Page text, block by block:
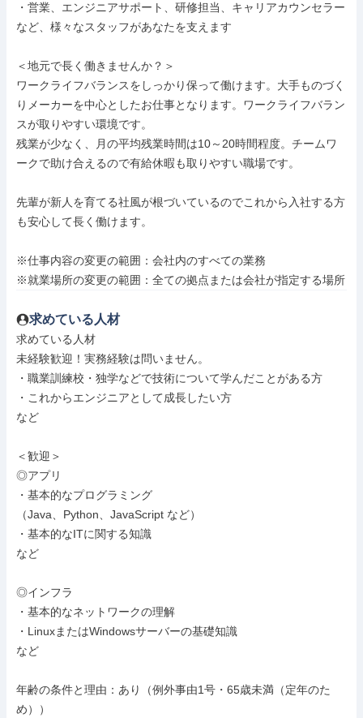
・営業、エンジニアサポート、研修担当、キャリアカウンセラー
など、様々なスタッフがあなたを支えます
＜地元で長く働きませんか？＞
ワークライフバランスをしっかり保って働けます。大手ものづく
りメーカーを中心としたお仕事となります。ワークライフバラン
スが取りやすい環境です。
残業が少なく、月の平均残業時間は10～20時間程度。チームワ
ークで助け合えるので有給休暇も取りやすい職場です。
先輩が新人を育てる社風が根づいているのでこれから入社する方
も安心して長く働けます。
※仕事内容の変更の範囲：会社内のすべての業務
※就業場所の変更の範囲：全ての拠点または会社が指定する場所
求めている人材
求めている人材
未経験歓迎！実務経験は問いません。
・職業訓練校・独学などで技術について学んだことがある方
・これからエンジニアとして成長したい方
など
＜歓迎＞
◎アプリ
・基本的なプログラミング
（Java、Python、JavaScript など）
・基本的なITに関する知識
など
◎インフラ
・基本的なネットワークの理解
・LinuxまたはWindowsサーバーの基礎知識
など
年齢の条件と理由：あり（例外事由1号・65歳未満（定年のた
め））